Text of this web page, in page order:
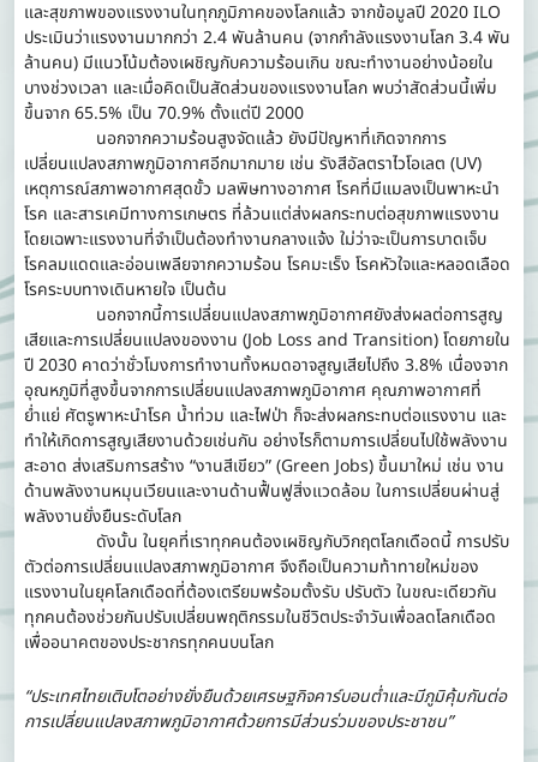
และสุขภาพของแรงงานในทุกภูมิภาคของโลกแล้ว จากข้อมูลปี 2020 ILO
ประเมินว่าแรงงานมากกว่า 2.4 พันล้านคน (จากกำลังแรงงานโลก 3.4 พัน
ล้านคน) มีแนวโน้มต้องเผชิญกับความร้อนเกิน ขณะทำงานอย่างน้อยใน
บางช่วงเวลา และเมื่อคิดเป็นสัดส่วนของแรงงานโลก พบว่าสัดส่วนนี้เพิ่ม
ขึ้นจาก 65.5% เป็น 70.9% ตั้งแต่ปี 2000
นอกจากความร้อนสูงจัดแล้ว ยังมีปัญหาที่เกิดจากการ
เปลี่ยนแปลงสภาพภูมิอากาศอีกมากมาย เช่น รังสีอัลตราไวโอเลต (UV)
เหตุการณ์สภาพอากาศสุดขั้ว มลพิษทางอากาศ โรคที่มีแมลงเป็นพาหะนำ
โรค และสารเคมีทางการเกษตร ที่ล้วนแต่ส่งผลกระทบต่อสุขภาพแรงงาน
โดยเฉพาะแรงงานที่จำเป็นต้องทำงานกลางแจ้ง ใม่ว่าจะเป็นการบาดเจ็บ
โรคลมแดดและอ่อนเพลียจากความร้อน โรคมะเร็ง โรคหัวใจและหลอดเลือด
โรคระบบทางเดินหายใจ เป็นต้น
นอกจากนี้การเปลี่ยนแปลงสภาพภูมิอากาศยังส่งผลต่อการสูญ
เสียและการเปลี่ยนแปลงของงาน (Job Loss and Transition) โดยภายใน
ปี 2030 คาดว่าชั่วโมงการทำงานทั้งหมดอาจสูญเสียไปถึง 3.8% เนื่องจาก
อุณหภูมิที่สูงขึ้นจากการเปลี่ยนแปลงสภาพภูมิอากาศ คุณภาพอากาศที่
ย่ำแย่ ศัตรูพาหะนำโรค น้ำท่วม และไฟป่า ก็จะส่งผลกระทบต่อแรงงาน และ
ทำให้เกิดการสูญเสียงานด้วยเช่นกัน อย่างไรก็ตามการเปลี่ยนไปใช้พลังงาน
สะอาด ส่งเสริมการสร้าง “งานสีเขียว” (Green Jobs) ขึ้นมาใหม่ เช่น งาน
ด้านพลังงานหมุนเวียนและงานด้านฟื้นฟูสิ่งแวดล้อม ในการเปลี่ยนผ่านสู่
พลังงานยั่งยืนระดับโลก
ดังนั้น ในยุคที่เราทุกคนต้องเผชิญกับวิกฤตโลกเดือดนี้ การปรับ
ตัวต่อการเปลี่ยนแปลงสภาพภูมิอากาศ จึงถือเป็นความท้าทายใหม่ของ
แรงงานในยุคโลกเดือดที่ต้องเตรียมพร้อมตั้งรับ ปรับตัว ในขณะเดียวกัน
ทุกคนต้องช่วยกันปรับเปลี่ยนพฤติกรรมในชีวิตประจำวันเพื่อลดโลกเดือด
เพื่ออนาคตของประชากรทุกคนบนโลก
“ประเทศไทยเติบโตอย่างยั่งยืนด้วยเศรษฐกิจคาร์บอนต่ำและมีภูมิคุ้มกันต่อ
การเปลี่ยนแปลงสภาพภูมิอากาศด้วยการมีส่วนร่วมของประชาชน”